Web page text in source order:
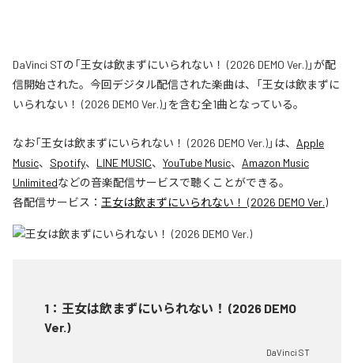
DaVinci STの「王女は飲まずにいられない！ (2026 DEMO Ver.)」が配
信開始された。今回デジタル配信された楽曲は、「王女は飲まずに
いられない！ (2026 DEMO Ver.)」を含む全1曲となっている。
なお「王女は飲まずにいられない！ (2026 DEMO Ver.)」は、 Apple
Music、 Spotify、 LINE MUSIC、 YouTube Music、 Amazon Music
Unlimitedなどの音楽配信サービスで聴くことができる。
各配信サービス： 王女は飲まずにいられない！ (2026 DEMO Ver.)
1 ： 王女は飲まずにいられない！ (2026 DEMO
Ver.)
DaVinci ST